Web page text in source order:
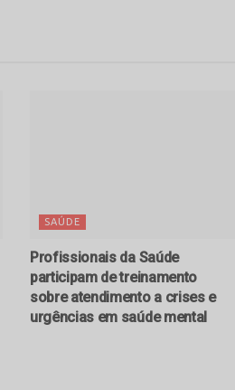
SAÚDE
Profissionais da Saúde
participam de treinamento
sobre atendimento a crises e
urgências em saúde mental